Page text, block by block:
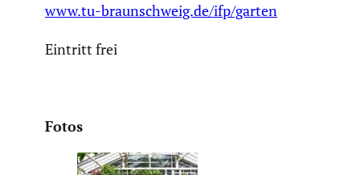
www.tu-braunschweig.de/ifp/garten
Eintritt frei
Fotos